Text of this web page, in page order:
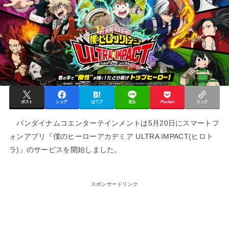
ポスト シェア はてブ 送る Pocket リンク
バンダイナムコエンターテインメントは5月20日にスマートフ
ォンアプリ『僕のヒーローアカデミア ULTRA IMPACT(ヒロト
ラ)』のサービスを開始しました。
スポンサードリンク